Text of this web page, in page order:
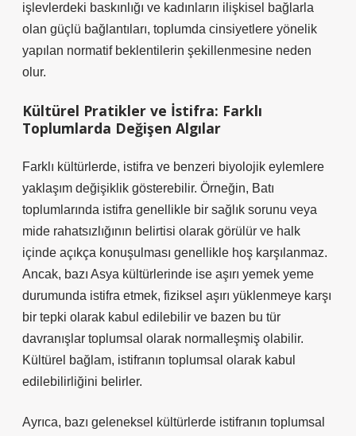
işlevlerdeki baskınlığı ve kadınların ilişkisel bağlarla
olan güçlü bağlantıları, toplumda cinsiyetlere yönelik
yapılan normatif beklentilerin şekillenmesine neden
olur.
Kültürel Pratikler ve İstifra: Farklı
Toplumlarda Değişen Algılar
Farklı kültürlerde, istifra ve benzeri biyolojik eylemlere
yaklaşım değişiklik gösterebilir. Örneğin, Batı
toplumlarında istifra genellikle bir sağlık sorunu veya
mide rahatsızlığının belirtisi olarak görülür ve halk
içinde açıkça konuşulması genellikle hoş karşılanmaz.
Ancak, bazı Asya kültürlerinde ise aşırı yemek yeme
durumunda istifra etmek, fiziksel aşırı yüklenmeye karşı
bir tepki olarak kabul edilebilir ve bazen bu tür
davranışlar toplumsal olarak normalleşmiş olabilir.
Kültürel bağlam, istifranın toplumsal olarak kabul
edilebilirliğini belirler.
Ayrıca, bazı geleneksel kültürlerde istifranın toplumsal